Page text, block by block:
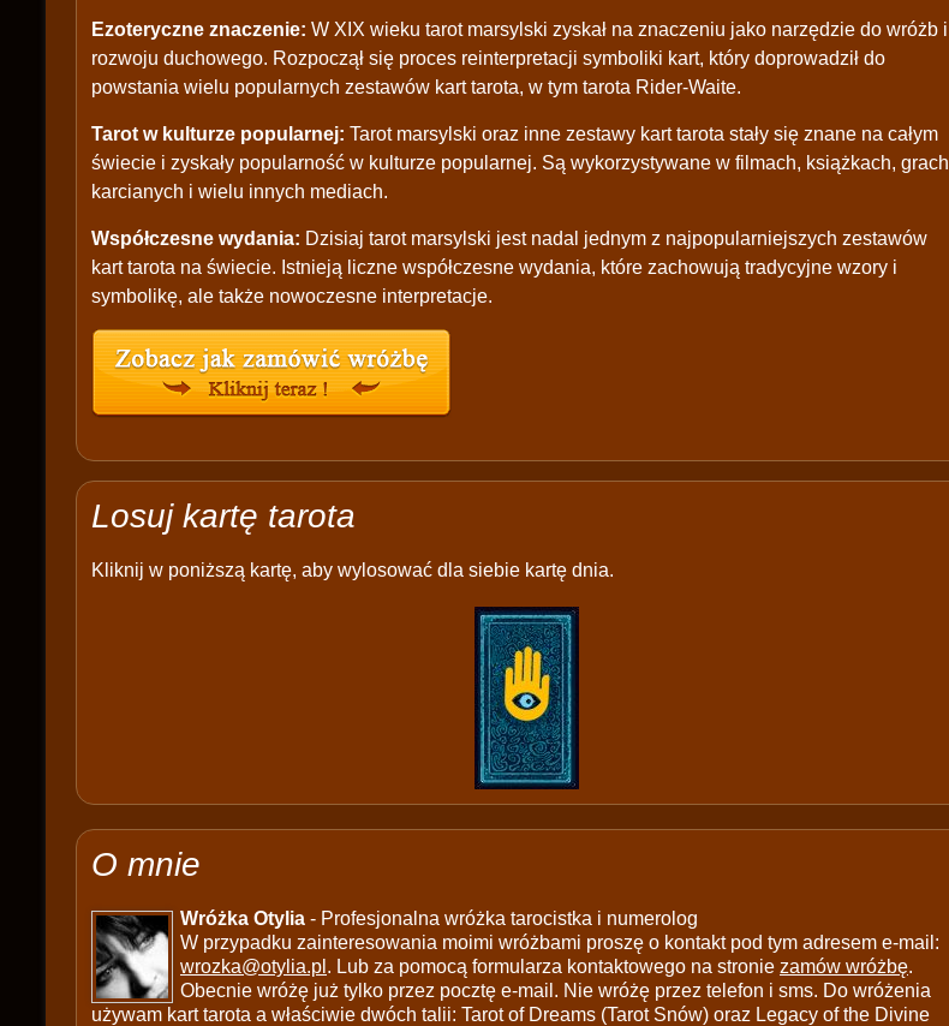
Ezoteryczne znaczenie: W XIX wieku tarot marsylski zyskał na znaczeniu jako narzędzie do wróżb i
rozwoju duchowego. Rozpoczął się proces reinterpretacji symboliki kart, który doprowadził do
powstania wielu popularnych zestawów kart tarota, w tym tarota Rider-Waite.
Tarot w kulturze popularnej: Tarot marsylski oraz inne zestawy kart tarota stały się znane na całym
świecie i zyskały popularność w kulturze popularnej. Są wykorzystywane w filmach, książkach, grach
karcianych i wielu innych mediach.
Współczesne wydania: Dzisiaj tarot marsylski jest nadal jednym z najpopularniejszych zestawów
kart tarota na świecie. Istnieją liczne współczesne wydania, które zachowują tradycyjne wzory i
symbolikę, ale także nowoczesne interpretacje.
Losuj kartę tarota
Kliknij w poniższą kartę, aby wylosować dla siebie kartę dnia.
O mnie
Wróżka Otylia - Profesjonalna wróżka tarocistka i numerolog
W przypadku zainteresowania moimi wróżbami proszę o kontakt pod tym adresem e-mail:
wrozka@otylia.pl . Lub za pomocą formularza kontaktowego na stronie zamów wróżbę.
Obecnie wróżę już tylko przez pocztę e-mail. Nie wróżę przez telefon i sms. Do wróżenia
używam kart tarota a właściwie dwóch talii: Tarot of Dreams (Tarot Snów) oraz Legacy of the Divine